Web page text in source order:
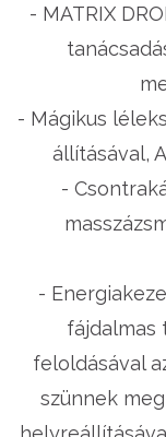
- MATRIX
- Mágikus
állításával,
-
-
fájdalmas
feloldásával
szünnek